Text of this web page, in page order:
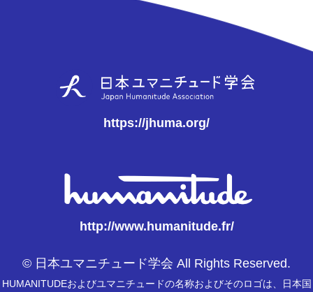
https://jhuma.org/
http://www.humanitude.fr/
© 日本ユマニチュード学会 All Rights Reserved.
HUMANITUDEおよびユマニチュードの名称およびそのロゴは、日本国